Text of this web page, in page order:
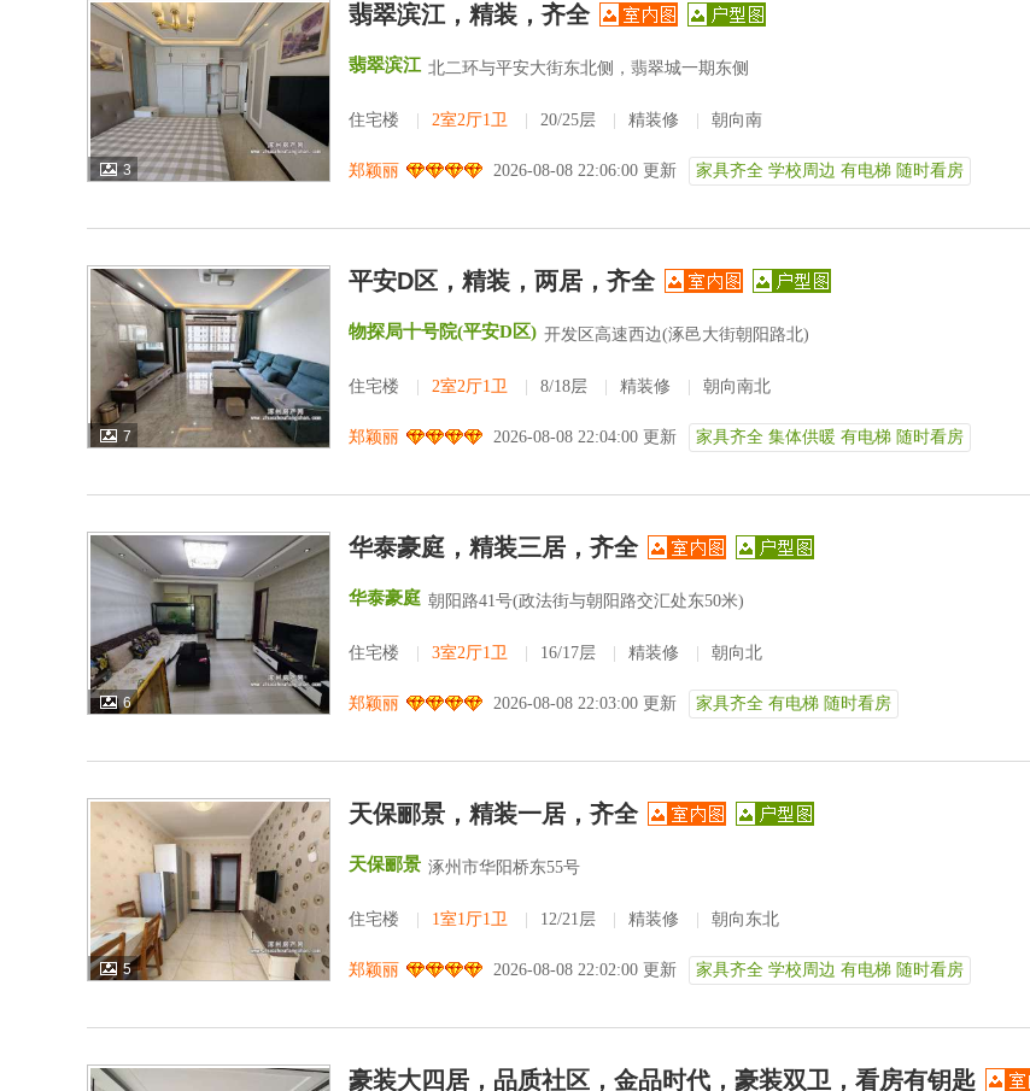
3
翡翠滨江，精装，齐全
翡翠滨江 北二环与平安大街东北侧，翡翠城一期东侧
住宅楼 2室2厅1卫 20/25层 精装修 朝向南
郑颖丽 2026-08-08 22:06:00 更新 家具齐全 学校周边 有电梯 随时看房
7
平安D区，精装，两居，齐全
物探局十号院(平安D区) 开发区高速西边(涿邑大街朝阳路北)
住宅楼 2室2厅1卫 8/18层 精装修 朝向南北
郑颖丽 2026-08-08 22:04:00 更新 家具齐全 集体供暖 有电梯 随时看房
6
华泰豪庭，精装三居，齐全
华泰豪庭 朝阳路41号(政法街与朝阳路交汇处东50米)
住宅楼 3室2厅1卫 16/17层 精装修 朝向北
郑颖丽 2026-08-08 22:03:00 更新 家具齐全 有电梯 随时看房
5
天保郦景，精装一居，齐全
天保郦景 涿州市华阳桥东55号
住宅楼 1室1厅1卫 12/21层 精装修 朝向东北
郑颖丽 2026-08-08 22:02:00 更新 家具齐全 学校周边 有电梯 随时看房
豪装大四居，品质社区，金品时代，豪装双卫，看房有钥匙